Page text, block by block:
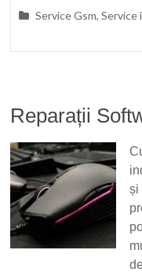
Service Gsm,Service
Reparații
și